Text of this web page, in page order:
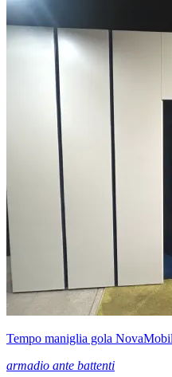
Tempo maniglia gola
armadio ante battenti